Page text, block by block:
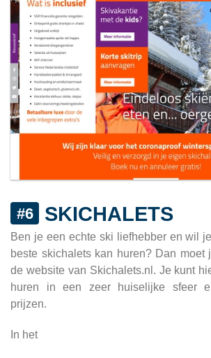
#6 SKICHALETS
Ben je een echte ski liefhebber en wil
beste skichalets kan huren? Dan moet
de website van Skichalets.nl. Je kunt
huren in een zeer huiselijke sfeer
prijzen.
In het